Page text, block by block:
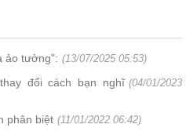
ảo tưởng": (13/07/2025 05:53)
đổi cách bạn nghĩ (04/01/2023
phân biệt (11/01/2022 06:42)